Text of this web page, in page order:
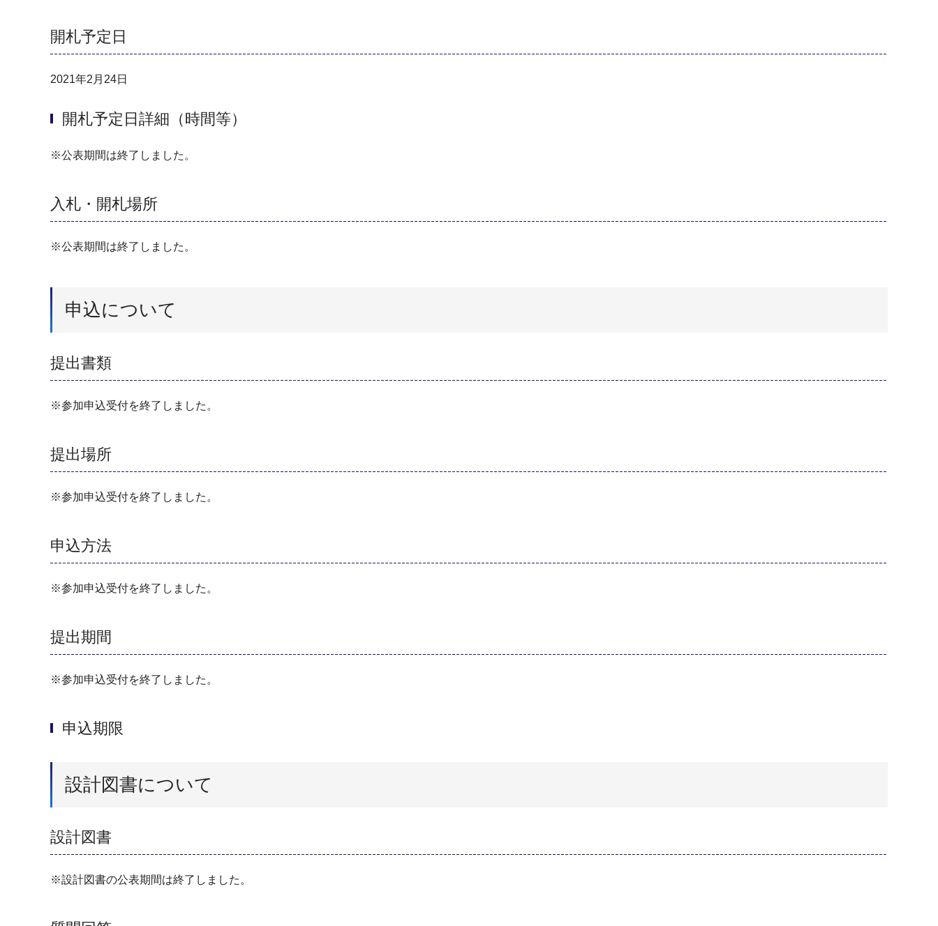
開札予定日
2021年2月24日
開札予定日詳細（時間等）
※公表期間は終了しました。
入札・開札場所
※公表期間は終了しました。
申込について
提出書類
※参加申込受付を終了しました。
提出場所
※参加申込受付を終了しました。
申込方法
※参加申込受付を終了しました。
提出期間
※参加申込受付を終了しました。
申込期限
設計図書について
設計図書
※設計図書の公表期間は終了しました。